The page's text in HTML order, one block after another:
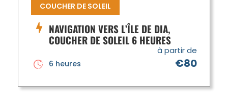
COUCHER DE SOLEIL
NAVIGATION VERS L’ÎLE DE DIA,
COUCHER DE SOLEIL 6 HEURES
à partir de
€80
6 heures